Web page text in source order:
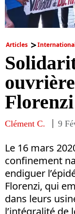
Articles
Clément C. 9
Le 16 mars
confinement
endiguer
Florenzi, qui
dans leurs
l’intégralité de